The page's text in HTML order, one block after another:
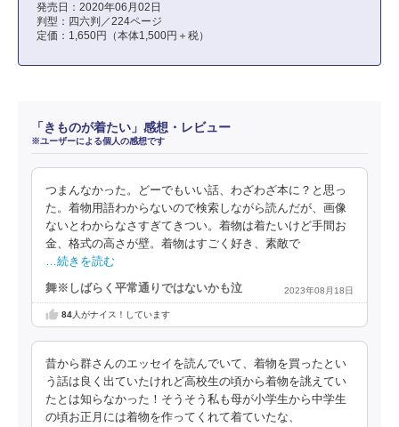
発売日：2020年06月02日
判型：四六判／224ページ
定価：1,650円（本体1,500円＋税）
「きものが着たい」感想・レビュー
※ユーザーによる個人の感想です
つまんなかった。どーでもいい話、わざわざ本に？と思っ
た。着物用語わからないので検索しながら読んだが、画像
ないとわからなさすぎてきつい。着物は着たいけど手間お
金、格式の高さが壁。着物はすごく好き、素敵で
…続きを読む
舞※しばらく平常通りではないかも泣 2023年08月18日
84人がナイス！しています
昔から群さんのエッセイを読んでいて、着物を買ったとい
う話は良く出ていたけれど高校生の頃から着物を誂えてい
たとは知らなかった！そうそう私も母が小学生から中学生
の頃お正月には着物を作ってくれて着ていたな、